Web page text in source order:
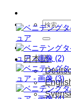
検
索
対
象:
日本語